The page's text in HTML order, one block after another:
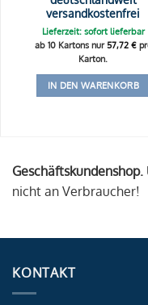
versandkostenfrei
Lieferzeit: sofort lieferbar
ab 10 Kartons nur57,72 €
Karton.
IN DEN WARENKORB
Geschäftskundenshop.
nicht an Verbraucher!
KONTAKT